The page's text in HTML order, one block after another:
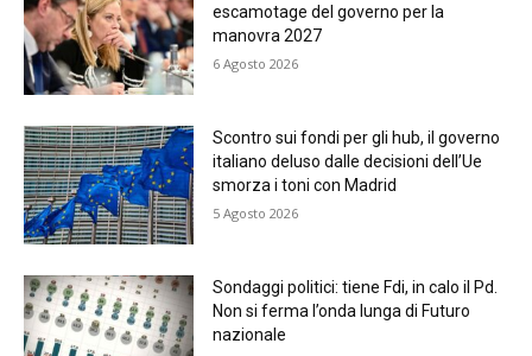
escamotage del governo per la
manovra 2027
6 Agosto 2026
Scontro sui fondi per gli hub, il governo
italiano deluso dalle decisioni dell’Ue
smorza i toni con Madrid
5 Agosto 2026
Sondaggi politici: tiene Fdi, in calo il Pd.
Non si ferma l’onda lunga di Futuro
nazionale